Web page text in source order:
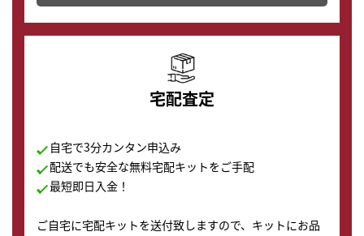
の購入もできます♪
宅配査定
自宅で3分カンタン申込み
配送でも安全な無料宅配キットをご手配
最短即日入金！
ご自宅に宅配キットを送付致しますので、キットにお品